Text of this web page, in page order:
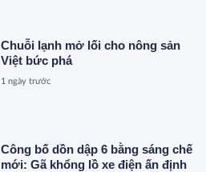
Chuỗi lạnh mở lối cho nông sản
Việt bức phá
1 ngày trước
Công bố dồn dập 6 bằng sáng chế
mới: Gã khổng lồ xe điện ấn định